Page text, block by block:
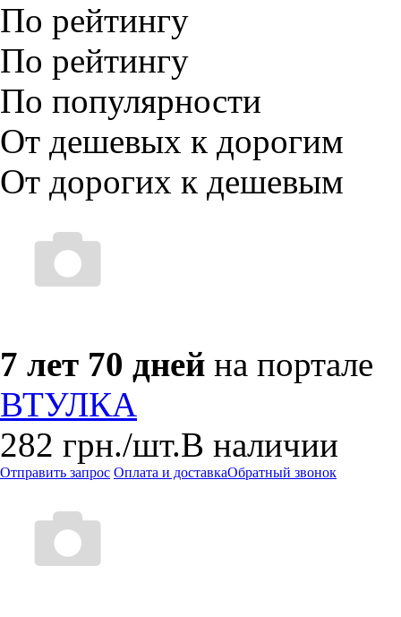
По рейтингу
По рейтингу
По популярности
От дешевых к дорогим
От дорогих к дешевым
7 лет 70 дней на портале
ВТУЛКА
282 грн./шт.В наличии
Отправить запрос Оплата и доставкаОбратный звонок